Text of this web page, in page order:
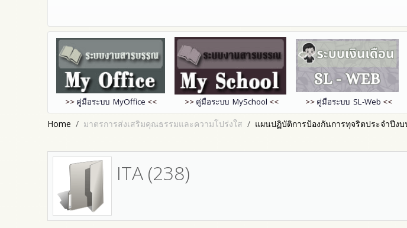
>> คู่มือระบบ MyOffice << >> คู่มือระบบ MySchool << >> คู่มือระบบ SL-Web <<
Home มาตรการส่งเสริมคุณธรรมและความโปร่งใส แผนปฏิบัติการป้องกันการทุจริตประจำปีง
ITA (238)